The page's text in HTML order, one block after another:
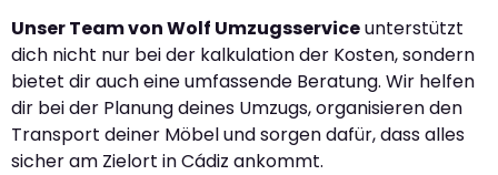
Unser Team von Wolf Umzugsserviceunterstützt
dich nicht nur bei der kalkulation der Kosten, sondern
bietet dir auch eine umfassende Beratung. Wir helfen
dir bei der Planung deines Umzugs, organisieren den
Transport deiner Möbel und sorgen dafür, dass alles
sicher am Zielort in Cádiz ankommt.